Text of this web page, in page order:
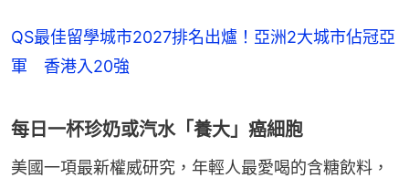
QS最佳留學城市2027排名出爐！亞洲2大城市佔冠亞
軍 香港入20強
每日一杯珍奶或汽水「養大」癌細胞
美國一項最新權威研究，年輕人最愛喝的含糖飲料，